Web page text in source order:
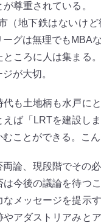
が尊重されている
（地下鉄はないけ
グは無理でもMBA
ころに人は集まる
が大切。
も土地柄も水戸に
ば「LRTを建設し
ことができる。こん
論、現段階でその
今後の議論を待つ
メッセージを提示
アダストリアみと